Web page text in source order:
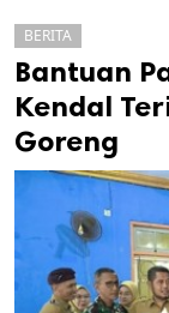
cipta.
BERITA
Bantuan
Kendal
Goreng